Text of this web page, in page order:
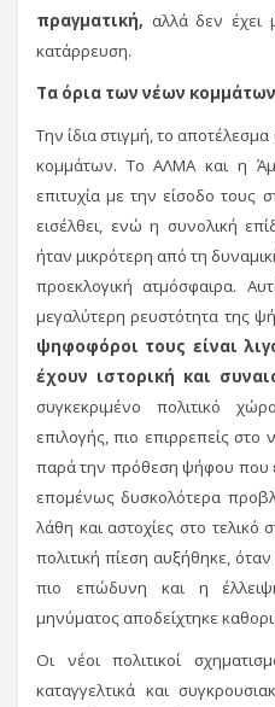
πραγματική, αλλά δεν έχει
κατάρρευση.
Τα όρια των νέων κομμάτων
Την ίδια στιγμή, το
κομμάτων. Το ΑΛΜΑ και η
επιτυχία με την είσοδο τους
εισέλθει, ενώ η συνολική
ήταν μικρότερη από τη
προεκλογική ατμόσφαιρα.
μεγαλύτερη ρευστότητα της
ψηφοφόροι τους είναι
έχουν ιστορική και
συγκεκριμένο πολιτικό
επιλογής, πιο επιρρεπείς
παρά την πρόθεση ψήφου που
επομένως δυσκολότερα
λάθη και αστοχίες στο τελικό
πολιτική πίεση αυξήθηκε,
πιο επώδυνη και η
μηνύματος αποδείχτηκε
Οι νέοι πολιτικοί
καταγγελτικά και